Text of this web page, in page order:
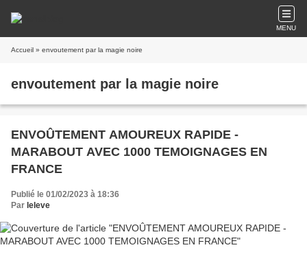
MENU
Accueil » envoutement par la magie noire
envoutement par la magie noire
ENVOÛTEMENT AMOUREUX RAPIDE -
MARABOUT AVEC 1000 TEMOIGNAGES EN
FRANCE
Publié le 01/02/2023 à 18:36
Par leleve